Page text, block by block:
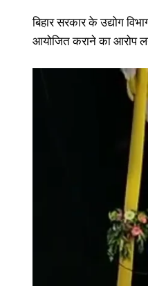
बिहार सरकार के उद्योग
आयोजित कराने का आरोप